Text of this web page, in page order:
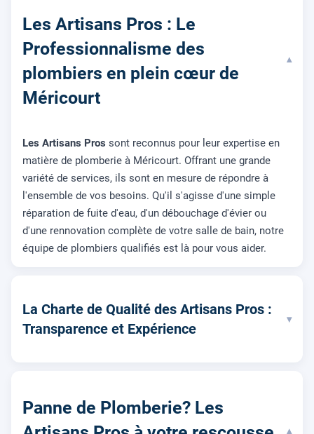
Les Artisans Pros : Le
Professionnalisme des
plombiers en plein cœur de
Méricourt
▾
Les Artisans Pros sont reconnus pour leur expertise en
matière de plomberie à Méricourt. Offrant une grande
variété de services, ils sont en mesure de répondre à
l'ensemble de vos besoins. Qu'il s'agisse d'une simple
réparation de fuite d'eau, d'un débouchage d'évier ou
d'une rennovation complète de votre salle de bain, notre
équipe de plombiers qualifiés est là pour vous aider.
La Charte de Qualité des Artisans Pros :
Transparence et Expérience
▾
Panne de Plomberie? Les